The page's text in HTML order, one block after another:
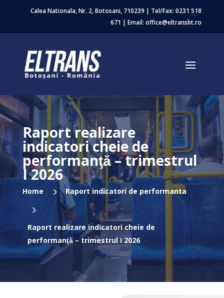
Calea Nationala, Nr. 2, Botosani, 710239 | Tel/Fax:0231 518
671 | Email: office@eltransbt.ro
Raport realizare
indicatori cheie de
performanţă – trimestrul
I 2026
Home 5 Raport indicatori de performanta
5
Raport realizare indicatori cheie de
performanţă – trimestrul I 2026